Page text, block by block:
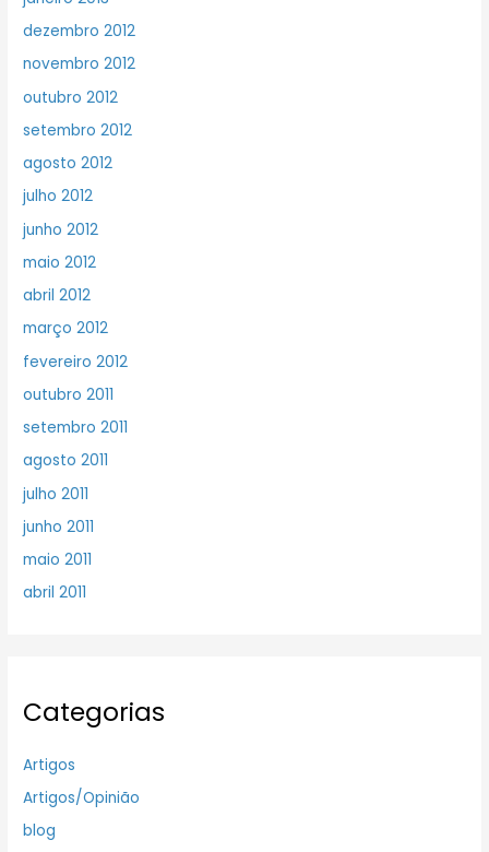
dezembro 2012
novembro 2012
outubro 2012
setembro 2012
agosto 2012
julho 2012
junho 2012
maio 2012
abril 2012
março 2012
fevereiro 2012
outubro 2011
setembro 2011
agosto 2011
julho 2011
junho 2011
maio 2011
abril 2011
Categorias
Artigos
Artigos/Opinião
blog